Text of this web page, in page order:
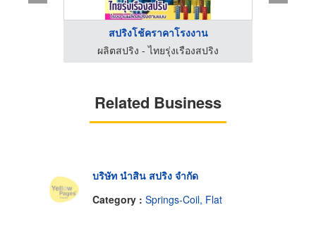
สปริงโช้คราคาโรงงาน
ผลิตสปริง - ไทยรุ่งเรืองสปริง
Related Business
บริษัท นำสิน สปริง จำกัด
Category : Springs-Coil, Flat